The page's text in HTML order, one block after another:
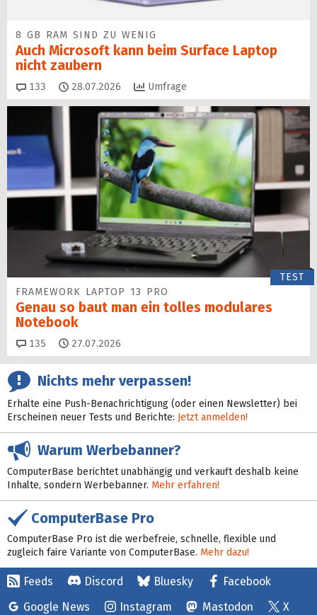
8 GB RAM SIND ZU WENIG
Auch Microsoft kann beim Surface Laptop
nicht zaubern
133 Kommentare
28.07.2026 Umfrage
TEST
FRAMEWORK LAPTOP 13 PRO
Genau so baut man ein tolles modulares
Notebook
135 Kommentare
27.07.2026
Nichts mehr verpassen!
Erhalte eine Push-Benachrichtigung (oder einen Newsletter) bei
Erscheinen neuer Tests und Berichte: Jetzt anmelden!
Warum Werbebanner?
ComputerBase berichtet unabhängig und verkauft deshalb keine
Inhalte, sondern Werbebanner. Mehr erfahren!
ComputerBase Pro
ComputerBase Pro ist die werbefreie, schnelle, flexible und
zugleich faire Variante von ComputerBase. Mehr dazu!
Feeds Discord Bluesky
Facebook
Google News
Instagram Mastodon X